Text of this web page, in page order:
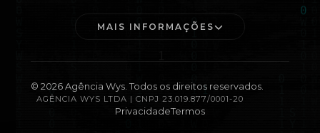
MAIS INFORMAÇÕES
© 2026Agência Wys. Todos os direitos reservados.
AGÊNCIA WYS LTDA | CNPJ 23.019.877/0001-20
PrivacidadeTermos